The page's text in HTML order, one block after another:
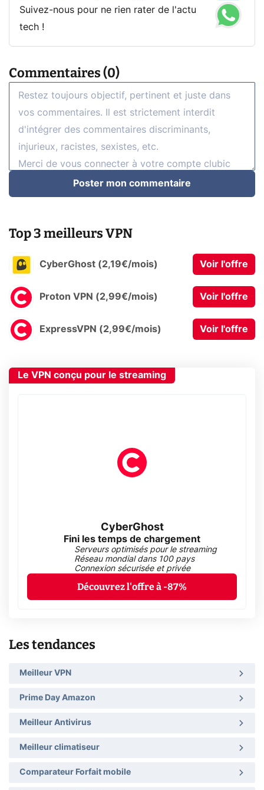
Suivez-nous pour ne rien rater de l'actu
tech !
Commentaires (0)
Poster mon commentaire
Top 3 meilleurs VPN
CyberGhost (2,19€/mois) Voir l'offre
Proton VPN (2,99€/mois) Voir l'offre
ExpressVPN (2,99€/mois) Voir l'offre
Le VPN conçu pour le streaming
CyberGhost
Fini les temps de chargement
Serveurs optimisés pour le streaming
Réseau mondial dans 100 pays
Connexion sécurisée et privée
Découvrez l'offre à -87%
Les tendances
Meilleur VPN
Prime Day Amazon
Meilleur Antivirus
Meilleur climatiseur
Comparateur Forfait mobile